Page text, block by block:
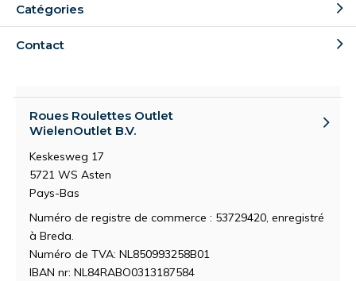
Catégories
Contact
Roues Roulettes Outlet
WielenOutlet B.V.
Keskesweg 17
5721 WS Asten
Pays-Bas
Numéro de registre de commerce : 53729420, enregistré
à Breda.
Numéro de TVA: NL850993258B01
IBAN nr: NL84RABO0313187584